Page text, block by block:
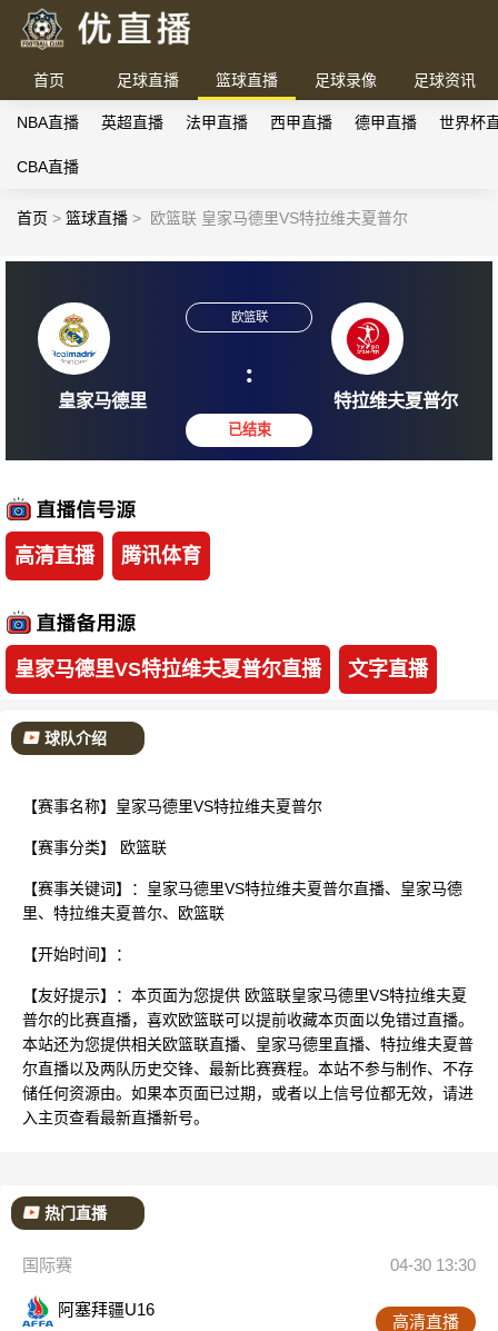
首页 足球直播 篮球直播 足球录像 足球资讯
NBA直播 英超直播 法甲直播 西甲直播 德甲直播 世界杯
CBA直播
首页 > 篮球直播 > 欧篮联 皇家马德里VS特拉维夫夏普尔
:
高清直播 腾讯体育
皇家马德里VS特拉维夫夏普尔直播 文字直播
球队介绍
【赛事名称】皇家马德里VS特拉维夫夏普尔
【赛事分类】 欧篮联
【赛事关键词】：皇家马德里VS特拉维夫夏普尔直播、皇家马德
里、特拉维夫夏普尔、欧篮联
【开始时间】：
【友好提示】：本页面为您提供 欧篮联皇家马德里VS特拉维夫夏
普尔的比赛直播，喜欢欧篮联可以提前收藏本页面以免错过直播。
本站还为您提供相关欧篮联直播、皇家马德里直播、特拉维夫夏普
尔直播以及两队历史交锋、最新比赛赛程。本站不参与制作、不存
储任何资源由。如果本页面已过期，或者以上信号位都无效，请进
入主页查看最新直播新号。
热门直播
国际赛 04-30 13:30
阿塞拜疆U16
高清直播